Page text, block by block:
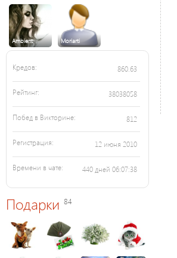
Ambient Moriarti
Кредов: 860.63
Рейтинг: 38038058
Побед в Викторине: 812
Регистрация: 12 июня 2010
Времени в чате: 440 дней 06:07:38
Подарки 84